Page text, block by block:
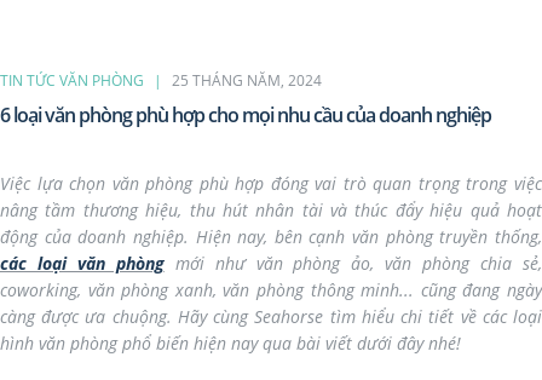
TIN TỨC VĂN PHÒNG 25 THÁNG NĂM, 2024
6 loại văn phòng phù hợp cho mọi nhu cầu của doanh nghiệp
Việc lựa chọn văn phòng phù hợp đóng vai trò quan trọng trong việc
nâng tầm thương hiệu, thu hút nhân tài và thúc đẩy hiệu quả hoạt
động của doanh nghiệp. Hiện nay, bên cạnh văn phòng truyền thống,
các loại văn phòngmới như văn phòng ảo, văn phòng chia sẻ,
coworking, văn phòng xanh, văn phòng thông minh... cũng đang ngày
càng được ưa chuộng. Hãy cùng Seahorse tìm hiểu chi tiết về các loại
hình văn phòng phổ biến hiện nay qua bài viết dưới đây nhé!